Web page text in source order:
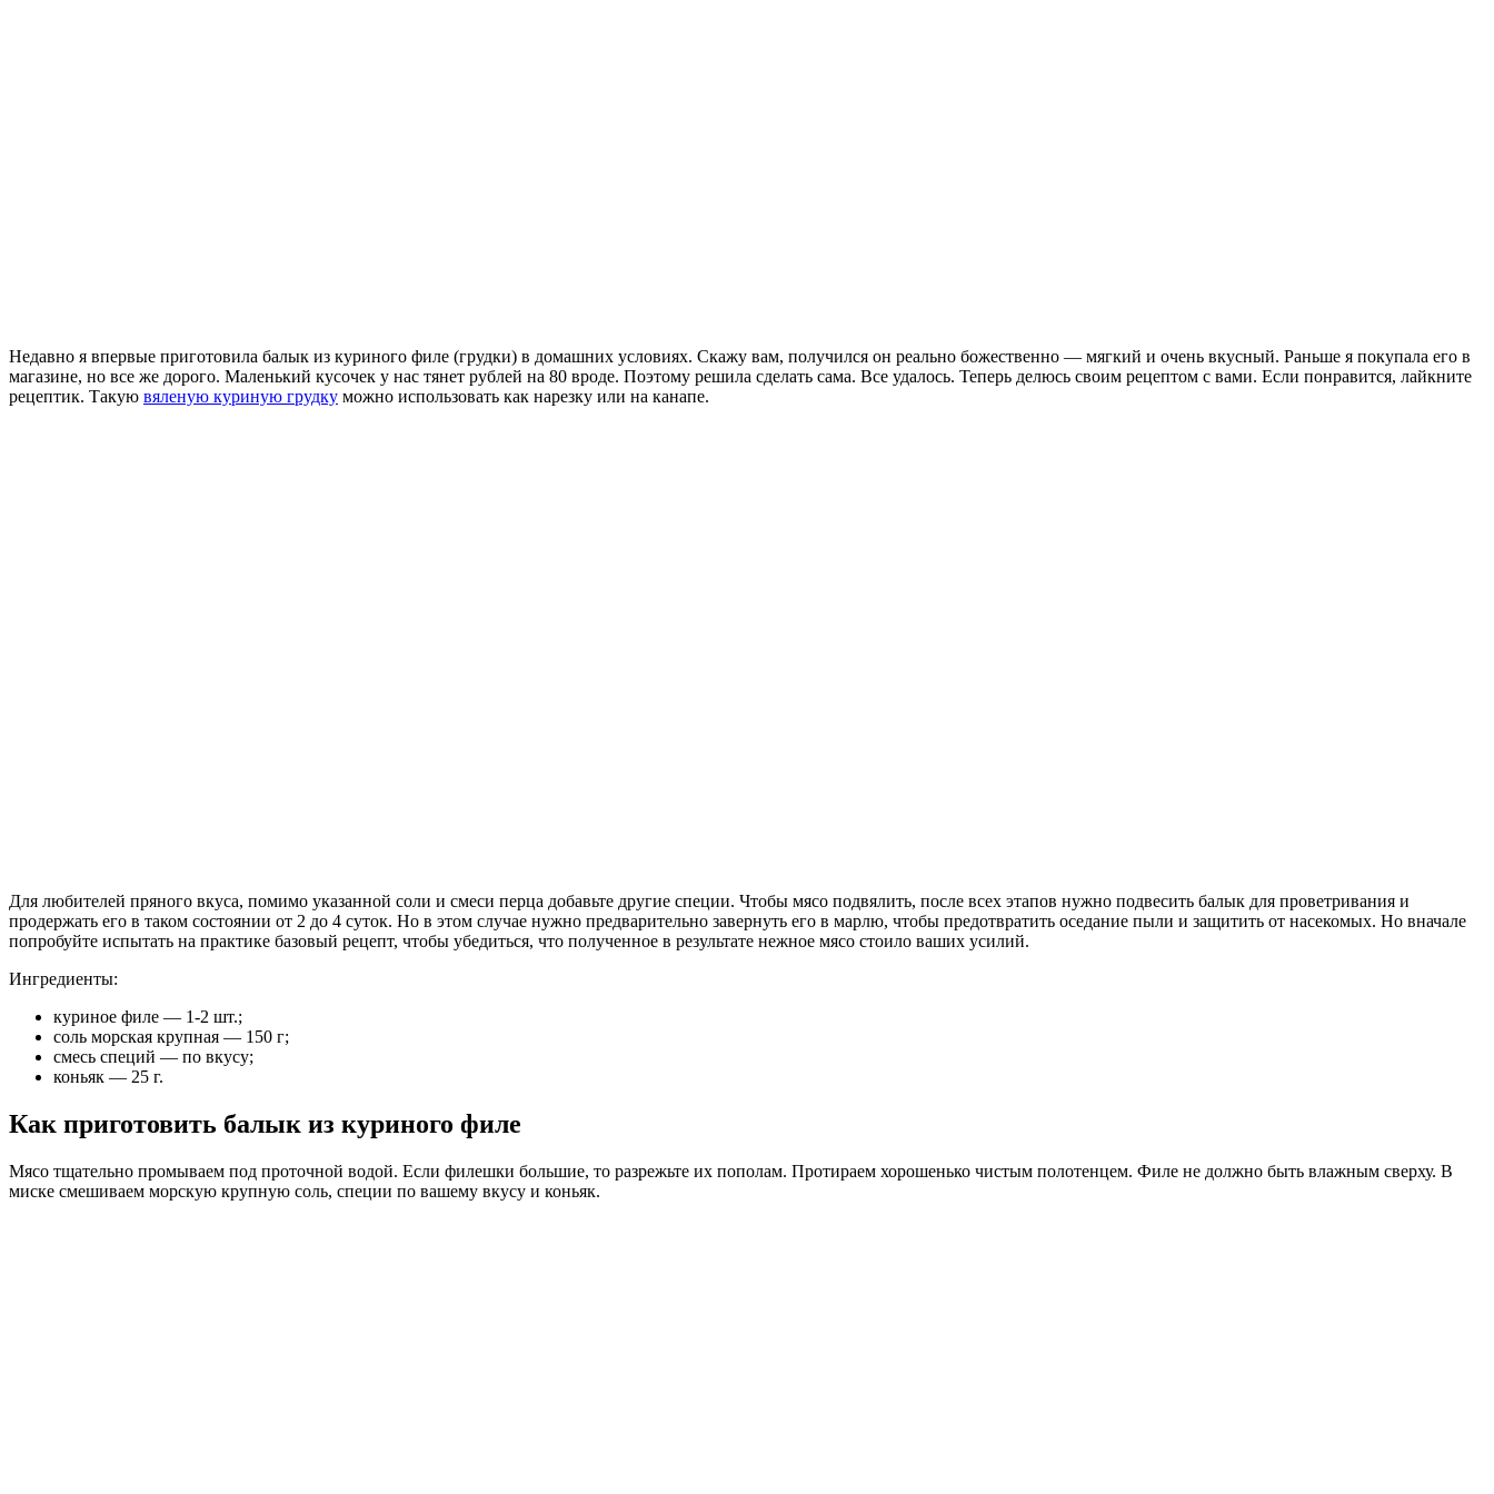
Недавно я впервые приготовила балык из куриного филе (грудки) в домашних условиях. Скажу вам, получился он реально божественно — мягкий и очень вкусный. Раньше я покупала его в
магазине, но все же дорого. Маленький кусочек у нас тянет рублей на 80 вроде. Поэтому решила сделать сама. Все удалось. Теперь делюсь своим рецептом с вами. Если понравится, лайкните
рецептик. Такую вяленую куриную грудку можно использовать как нарезку или на канапе.
Для любителей пряного вкуса, помимо указанной соли и смеси перца добавьте другие специи. Чтобы мясо подвялить, после всех этапов нужно подвесить балык для проветривания и
продержать его в таком состоянии от 2 до 4 суток. Но в этом случае нужно предварительно завернуть его в марлю, чтобы предотвратить оседание пыли и защитить от насекомых. Но вначале
попробуйте испытать на практике базовый рецепт, чтобы убедиться, что полученное в результате нежное мясо стоило ваших усилий.
Ингредиенты:
куриное филе — 1-2 шт.;
соль морская крупная — 150 г;
смесь специй — по вкусу;
коньяк — 25 г.
Как приготовить балык из куриного филе
Мясо тщательно промываем под проточной водой. Если филешки большие, то разрежьте их пополам. Протираем хорошенько чистым полотенцем. Филе не должно быть влажным сверху. В
миске смешиваем морскую крупную соль, специи по вашему вкусу и коньяк.